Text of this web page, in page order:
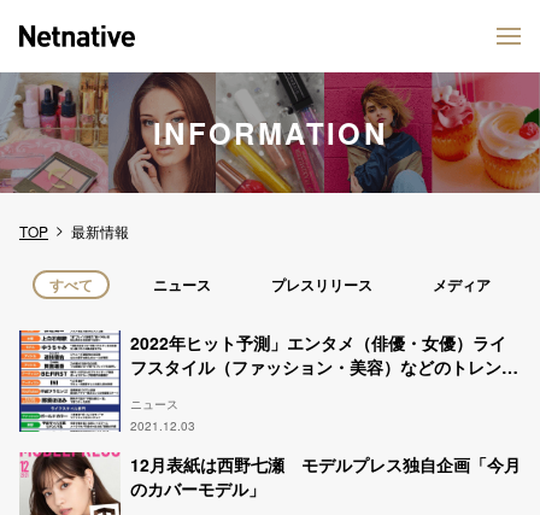
INFORMATION
TOP 最新情報
すべて ニュース プレスリリース メディア
ニュース
2021.12.03
2022年ヒット予測」エンタメ（俳優・女優）ライ
フスタイル（ファッション・美容）などのトレンド
12月表紙は西野七瀬 モデルプレス独自企画「今月
のカバーモデル」